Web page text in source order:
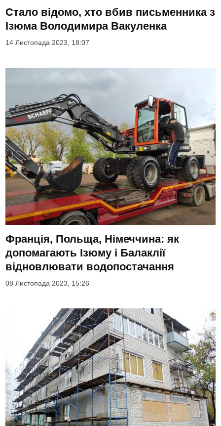
Стало відомо, хто вбив письменника з
Ізюма Володимира Вакуленка
14 Листопада 2023, 18:07
Франція, Польща, Німеччина: як
допомагають Ізюму і Балаклії
відновлювати водопостачання
08 Листопада 2023, 15:26